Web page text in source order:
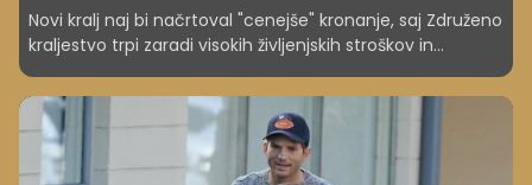
Novi kralj naj bi načrtoval "cenejše" kronanje, saj Združeno
kraljestvo trpi zaradi visokih življenjskih stroškov in
splošnega nezadovoljstva prebivalcev.